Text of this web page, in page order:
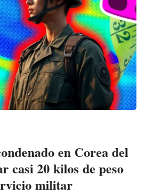
en Corea del
casi 20 kilos de peso
militar